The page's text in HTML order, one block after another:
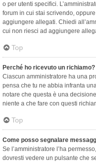
o per utenti specifici.
forum in cui stai scrivendo,
aggiungere allegati. Chiedi
cui non riesci ad aggiungere
Top
Perché ho ricevuto un richiamo?
Ciascun amministratore ha una
pensa che tu ne abbia infranta
notare che questa è una
niente a che fare con questi
Top
Come posso segnalare
Se l’amministratore l’ha
dovresti vedere un pulsante che